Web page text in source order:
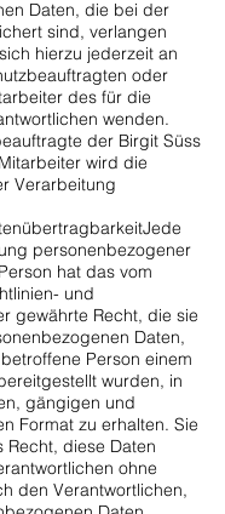
Daten, die bei der
sind, verlangen
hierzu jederzeit an
oder
des für die
wenden.
der Birgit Süss
wird die
Verarbeitung
personenbezogener
hat das vom
und
gewährte Recht, die sie
Daten,
Person einem
wurden, in
gängigen und
Format zu erhalten. Sie
Recht, diese Daten
ohne
den Verantwortlichen,